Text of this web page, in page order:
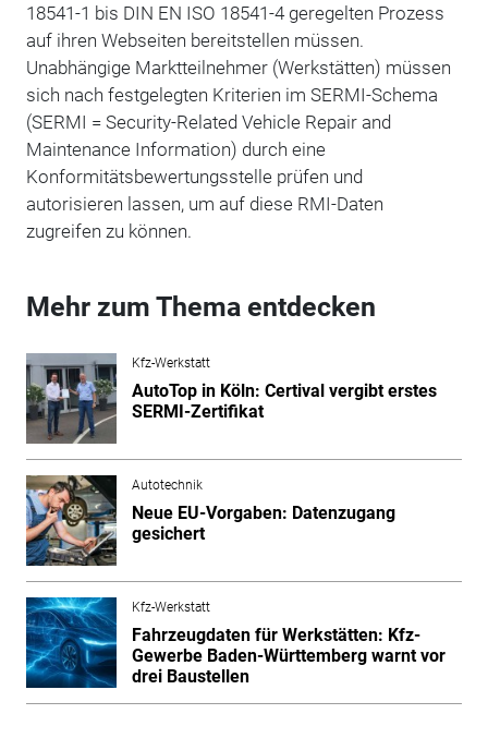
18541-1 bis DIN EN ISO 18541-4 geregelten Prozess
auf ihren Webseiten bereitstellen müssen.
Unabhängige Marktteilnehmer (Werkstätten) müssen
sich nach festgelegten Kriterien im SERMI-Schema
(SERMI = Security-Related Vehicle Repair and
Maintenance Information) durch eine
Konformitätsbewertungsstelle prüfen und
autorisieren lassen, um auf diese RMI-Daten
zugreifen zu können.
Mehr zum Thema entdecken
Kfz-Werkstatt
AutoTop in Köln: Certival vergibt erstes
SERMI-Zertifikat
Autotechnik
Neue EU-Vorgaben: Datenzugang
gesichert
Kfz-Werkstatt
Fahrzeugdaten für Werkstätten: Kfz-
Gewerbe Baden-Württemberg warnt vor
drei Baustellen